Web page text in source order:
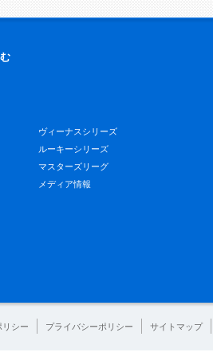
ヴィーナスシリーズ
ルーキーシリーズ
マスターズリーグ
メディア情報
リシー プライバシーポリシー サイトマップ